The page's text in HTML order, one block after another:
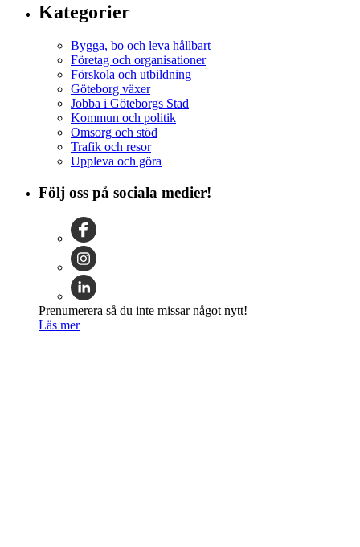
Kategorier
Bygga, bo och leva hållbart
Företag och organisationer
Förskola och utbildning
Göteborg växer
Jobba i Göteborgs Stad
Kommun och politik
Omsorg och stöd
Trafik och resor
Uppleva och göra
Följ oss på sociala medier!
Prenumerera så du inte missar något nytt!
Läs mer